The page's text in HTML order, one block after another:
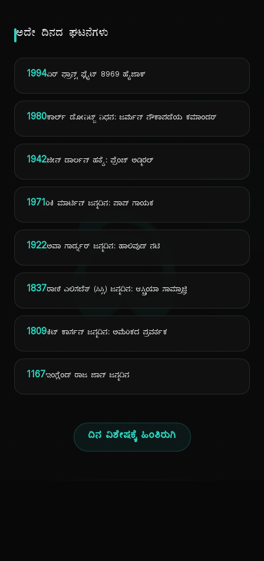
ದಿ
ಅದೇ ದಿನದ ಘಟನೆಗಳು
1994ಏರ್ ಫ್ರಾನ್ಸ್ ಫ್ಲೈಟ್ 8969 ಹೈಜಾಕ್
1980ಕಾರ್ಲ್ ಡೋನಿಟ್ಜ್ ನಿಧನ: ಜರ್ಮನ್ ನೌಕಾಪಡೆಯ ಕಮಾಂಡರ್
1942ಜೀನ್ ಡಾರ್ಲನ್ ಹತ್ಯೆ: ಫ್ರೆಂಚ್ ಅಡ್ಮಿರಲ್
1971ರಿಕಿ ಮಾರ್ಟಿನ್ ಜನ್ಮದಿನ: ಪಾಪ್ ಗಾಯಕ
1922ಅವಾ ಗಾರ್ಡ್ನರ್ ಜನ್ಮದಿನ: ಹಾಲಿವುಡ್ ನಟಿ
1837ರಾಣಿ ಎಲಿಸಬೆತ್ (ಸಿಸ್ಸಿ) ಜನ್ಮದಿನ: ಆಸ್ಟ್ರಿಯಾ ಸಾಮ್ರಾಜ್ಞಿ
1809ಕಿಟ್ ಕಾರ್ಸನ್ ಜನ್ಮದಿನ: ಅಮೆರಿಕದ ಪ್ರವರ್ತಕ
1167ಇಂಗ್ಲೆಂಡ್ ರಾಜ ಜಾನ್ ಜನ್ಮದಿನ
ದಿನ ವಿಶೇಷಕ್ಕೆ ಹಿಂತಿರುಗಿ